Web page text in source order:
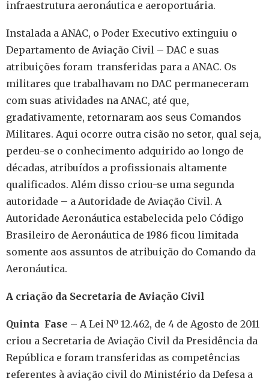
infraestrutura aeronáutica e aeroportuária.
Instalada a ANAC, o Poder Executivo extinguiu o
Departamento de Aviação Civil – DAC e suas
atribuições foram transferidas para a ANAC. Os
militares que trabalhavam no DAC permaneceram
com suas atividades na ANAC, até que,
gradativamente, retornaram aos seus Comandos
Militares. Aqui ocorre outra cisão no setor, qual seja,
perdeu-se o conhecimento adquirido ao longo de
décadas, atribuídos a profissionais altamente
qualificados. Além disso criou-se uma segunda
autoridade – a Autoridade de Aviação Civil. A
Autoridade Aeronáutica estabelecida pelo Código
Brasileiro de Aeronáutica de 1986 ficou limitada
somente aos assuntos de atribuição do Comando da
Aeronáutica.
A criação da Secretaria de Aviação Civil
Quinta Fase – A Lei Nº 12.462, de 4 de Agosto de 2011
criou a Secretaria de Aviação Civil da Presidência da
República e foram transferidas as competências
referentes à aviação civil do Ministério da Defesa a